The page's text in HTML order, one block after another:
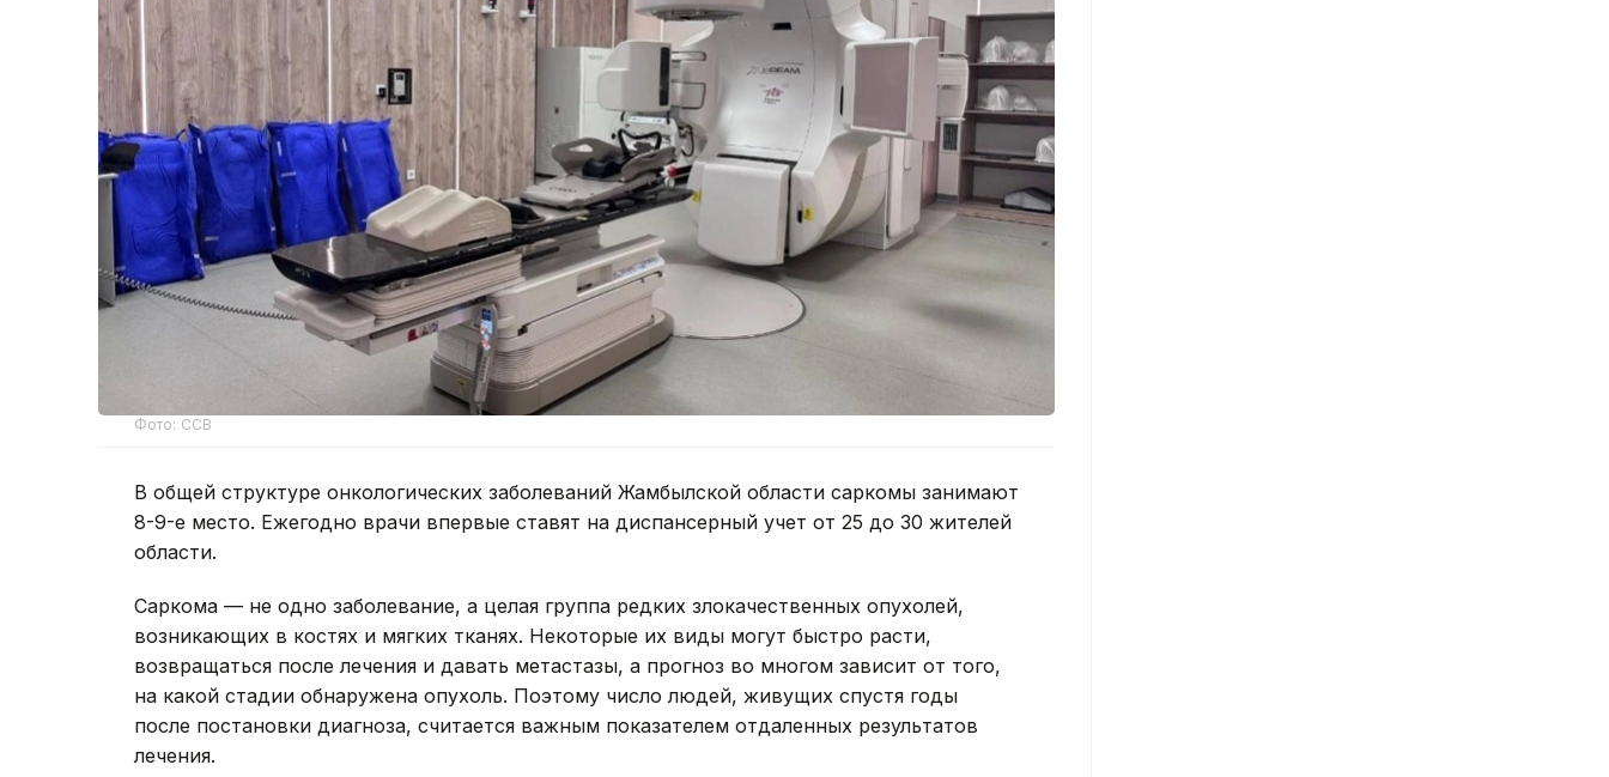
Фото: ССВ
В общей структуре онкологических заболеваний Жамбылской области саркомы занимают
8-9-е место. Ежегодно врачи впервые ставят на диспансерный учет от 25 до 30 жителей
области.
Саркома — не одно заболевание, а целая группа редких злокачественных опухолей,
возникающих в костях и мягких тканях. Некоторые их виды могут быстро расти,
возвращаться после лечения и давать метастазы, а прогноз во многом зависит от того,
на какой стадии обнаружена опухоль. Поэтому число людей, живущих спустя годы
после постановки диагноза, считается важным показателем отдаленных результатов
лечения.